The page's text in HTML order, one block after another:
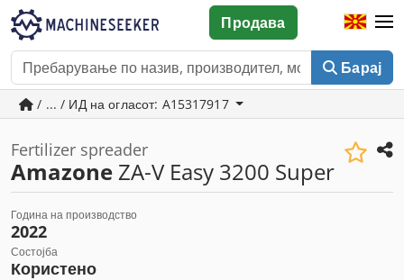
Барај
Продава
/ ... / ИД на огласот: A15317917
Fertilizer spreader
Amazone ZA-V Easy 3200 Super
Година на производство
2022
Состојба
Користено